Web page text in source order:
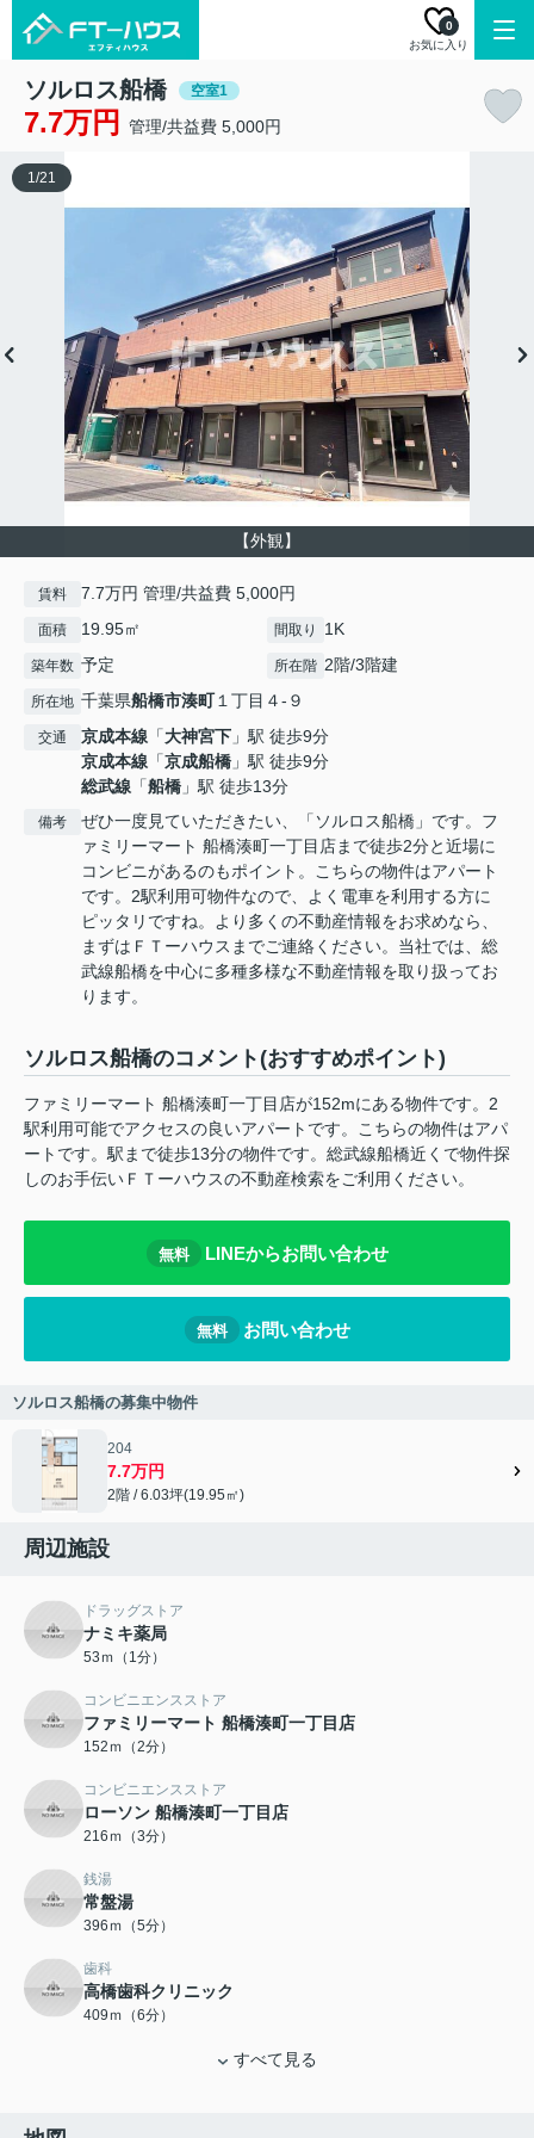
お気に入り
0
ソルロス船橋 空室1
7.7万円 管理/共益費 5,000円
【外観】
1/21
賃料 7.7万円 管理/共益費 5,000円
面積 19.95㎡ 間取り 1K
築年数 予定 所在階 2階/3階建
所在地 千葉県船橋市湊町１丁目４-９
交通 京成本線 「大神宮下 」駅 徒歩9分
京成本線 「京成船橋 」駅 徒歩9分
総武線 「船橋 」駅 徒歩13分
備考
ぜひ一度見ていただきたい、「ソルロス船橋」です。フ
ァミリーマート 船橋湊町一丁目店まで徒歩2分と近場に
コンビニがあるのもポイント。こちらの物件はアパート
です。2駅利用可物件なので、よく電車を利用する方に
ピッタリですね。より多くの不動産情報をお求めなら、
まずはＦＴーハウスまでご連絡ください。当社では、総
武線船橋を中心に多種多様な不動産情報を取り扱ってお
ります。
ソルロス船橋のコメント(おすすめポイント)
ファミリーマート 船橋湊町一丁目店が152mにある物件です。2
駅利用可能でアクセスの良いアパートです。こちらの物件はアパ
ートです。駅まで徒歩13分の物件です。総武線船橋近くで物件探
しのお手伝いＦＴーハウスの不動産検索をご利用ください。
無料 LINEからお問い合わせ
無料 お問い合わせ
ソルロス船橋の募集中物件
204
7.7万円
2階 / 6.03坪(19.95㎡)
周辺施設
ドラッグストア
ナミキ薬局
53ｍ（1分）
コンビニエンスストア
ファミリーマート 船橋湊町一丁目店
152ｍ（2分）
コンビニエンスストア
ローソン 船橋湊町一丁目店
216ｍ（3分）
銭湯
常盤湯
396ｍ（5分）
歯科
高橋歯科クリニック
409ｍ（6分）
すべて見る